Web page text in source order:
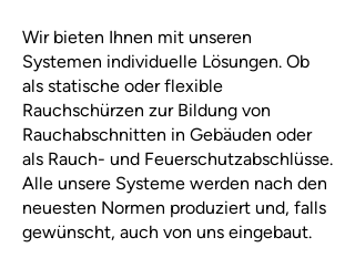
Wir bieten Ihnen mit unseren
Systemen individuelle Lösungen. Ob
als statische oder flexible
Rauchschürzen zur Bildung von
Rauchabschnitten in Gebäuden oder
als Rauch- und Feuerschutzabschlüsse.
Alle unsere Systeme werden nach den
neuesten Normen produziert und, falls
gewünscht, auch von uns eingebaut.